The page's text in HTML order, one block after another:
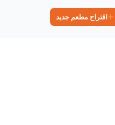
اقتراح مطعم جديد